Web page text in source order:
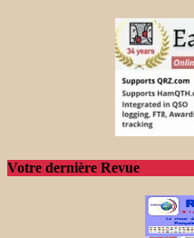
Votre dernière Revue